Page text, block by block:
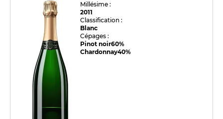
Millésime :
2011
Classification :
Blanc
Cépages :
Pinot noir60%
Chardonnay40%